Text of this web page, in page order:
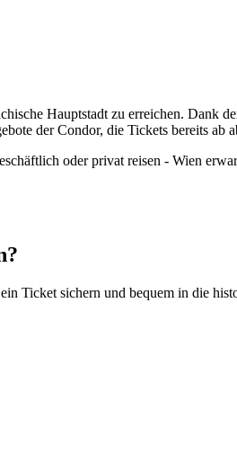
Hauptstadt zu erreichen. Dank
der Condor, die Tickets bereits ab
oder privat reisen - Wien
Ticket sichern und bequem in die